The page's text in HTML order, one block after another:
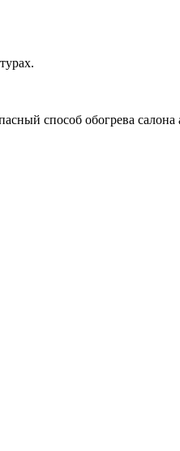
способ обогрева салона